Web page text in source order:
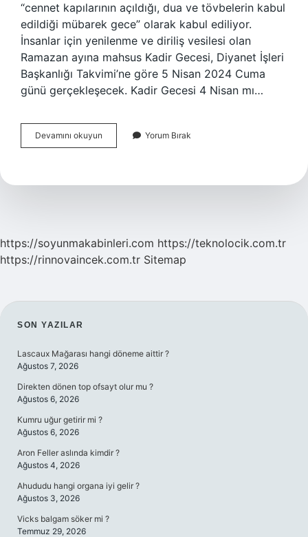
“cennet kapılarının açıldığı, dua ve tövbelerin kabul
edildiği mübarek gece” olarak kabul ediliyor.
İnsanlar için yenilenme ve diriliş vesilesi olan
Ramazan ayına mahsus Kadir Gecesi, Diyanet İşleri
Başkanlığı Takvimi’ne göre 5 Nisan 2024 Cuma
günü gerçekleşecek. Kadir Gecesi 4 Nisan mı…
Devamını okuyun
Nisan
Mi
Yorum Bırak
https://soyunmakabinleri.com https://teknolocik.com.tr
https://rinnovaincek.com.tr Sitemap
SIDEBAR
SON YAZILAR
Lascaux Mağarası hangi döneme aittir ?
Ağustos 7, 2026
Direkten dönen top ofsayt olur mu ?
Ağustos 6, 2026
Kumru uğur getirir mi ?
Ağustos 6, 2026
Aron Feller aslında kimdir ?
Ağustos 4, 2026
Ahududu hangi organa iyi gelir ?
Ağustos 3, 2026
Vicks balgam söker mi ?
Temmuz 29, 2026